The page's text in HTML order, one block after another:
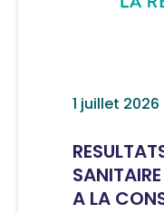
1 juillet 2026
A LA